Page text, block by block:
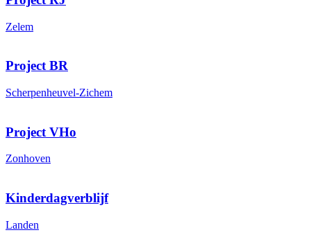
Zelem
Project BR
Scherpenheuvel-Zichem
Project VHo
Zonhoven
Kinderdagverblijf
Landen